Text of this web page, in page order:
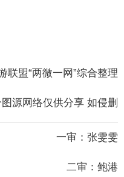
联盟“两微一网”综合整理
源网络仅供分享 如侵删
一审：张雯雯
二审：鲍港